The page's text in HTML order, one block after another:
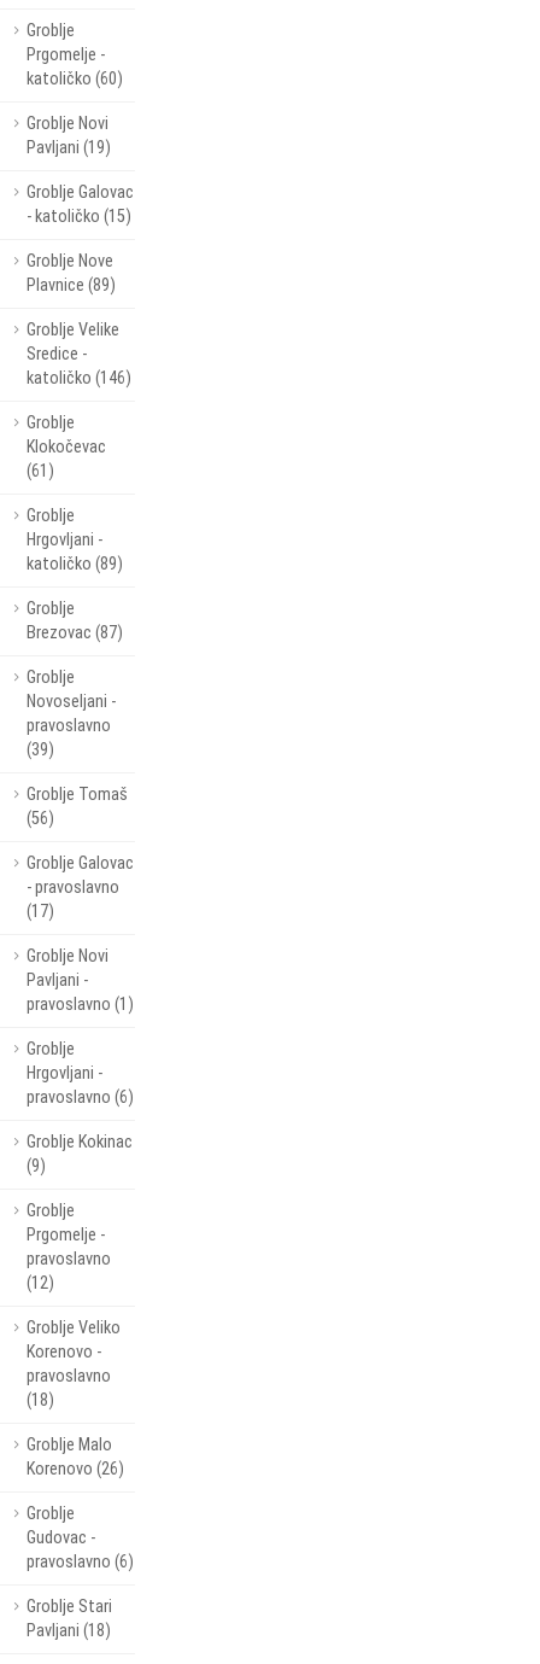
Groblje
Prgomelje -
katoličko (60)
Groblje Novi
Pavljani (19)
Groblje Galovac
- katoličko (15)
Groblje Nove
Plavnice (89)
Groblje Velike
Sredice -
katoličko (146)
Groblje
Klokočevac
(61)
Groblje
Hrgovljani -
katoličko (89)
Groblje
Brezovac (87)
Groblje
Novoseljani -
pravoslavno
(39)
Groblje Tomaš
(56)
Groblje Galovac
- pravoslavno
(17)
Groblje Novi
Pavljani -
pravoslavno (1)
Groblje
Hrgovljani -
pravoslavno (6)
Groblje Kokinac
(9)
Groblje
Prgomelje -
pravoslavno
(12)
Groblje Veliko
Korenovo -
pravoslavno
(18)
Groblje Malo
Korenovo (26)
Groblje
Gudovac -
pravoslavno (6)
Groblje Stari
Pavljani (18)